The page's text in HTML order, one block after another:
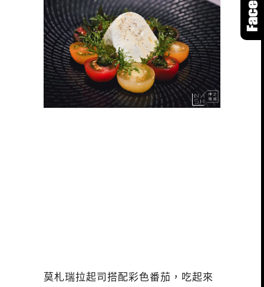
莫札瑞拉起司搭配彩色番茄，吃起來